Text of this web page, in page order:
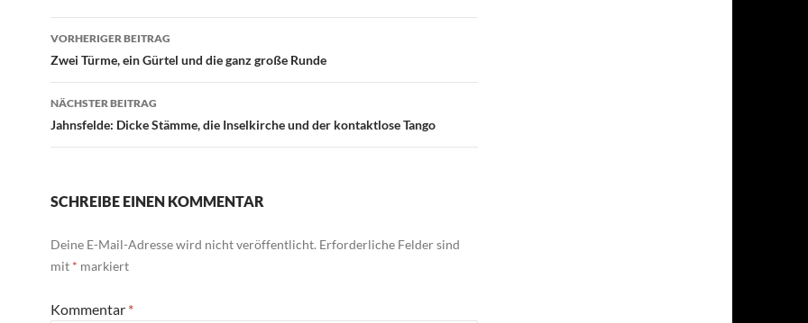
Beitragsnavigation
VORHERIGER BEITRAG
Zwei Türme, ein Gürtel und die ganz große Runde
NÄCHSTER BEITRAG
Jahnsfelde: Dicke Stämme, die Inselkirche und der kontaktlose Tango
SCHREIBE EINEN KOMMENTAR
Deine E-Mail-Adresse wird nicht veröffentlicht. Erforderliche Felder sind
mit * markiert
Kommentar *